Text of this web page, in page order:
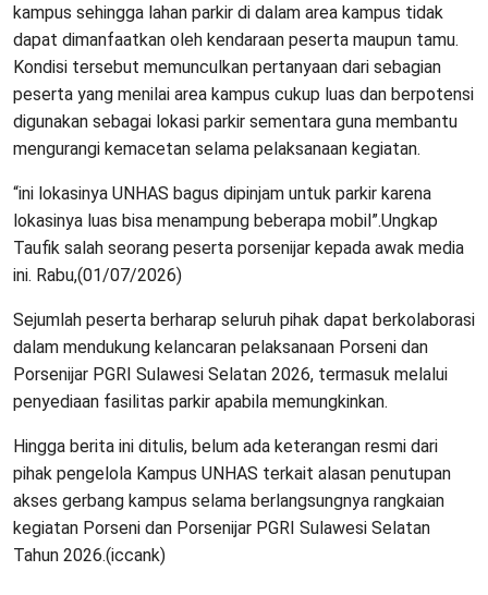
kampus sehingga lahan parkir di dalam area kampus tidak
dapat dimanfaatkan oleh kendaraan peserta maupun tamu.
Kondisi tersebut memunculkan pertanyaan dari sebagian
peserta yang menilai area kampus cukup luas dan berpotensi
digunakan sebagai lokasi parkir sementara guna membantu
mengurangi kemacetan selama pelaksanaan kegiatan.
“ini lokasinya UNHAS bagus dipinjam untuk parkir karena
lokasinya luas bisa menampung beberapa mobil”.Ungkap
Taufik salah seorang peserta porsenijar kepada awak media
ini. Rabu,(01/07/2026)
Sejumlah peserta berharap seluruh pihak dapat berkolaborasi
dalam mendukung kelancaran pelaksanaan Porseni dan
Porsenijar PGRI Sulawesi Selatan 2026, termasuk melalui
penyediaan fasilitas parkir apabila memungkinkan.
Hingga berita ini ditulis, belum ada keterangan resmi dari
pihak pengelola Kampus UNHAS terkait alasan penutupan
akses gerbang kampus selama berlangsungnya rangkaian
kegiatan Porseni dan Porsenijar PGRI Sulawesi Selatan
Tahun 2026.(iccank)